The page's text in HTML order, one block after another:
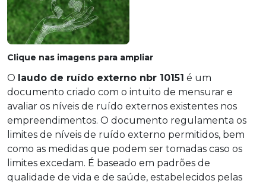
Clique nas imagens para ampliar
O laudo de ruído externo nbr 10151 é um
documento criado com o intuito de mensurar e
avaliar os níveis de ruído externos existentes nos
empreendimentos. O documento regulamenta os
limites de níveis de ruído externo permitidos, bem
como as medidas que podem ser tomadas caso os
limites excedam. É baseado em padrões de
qualidade de vida e de saúde, estabelecidos pelas